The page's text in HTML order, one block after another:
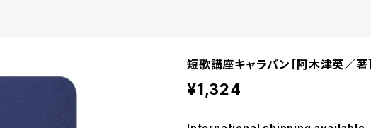
短歌講座キャラバン［阿木津英／著］
¥1,324